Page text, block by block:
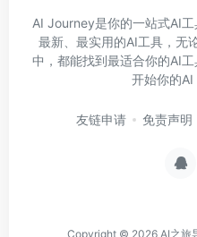
AI Journey是你的一站式AI
最新、最实用的AI工具，无
中，都能找到最适合你的AI
开始你的AI
友链申请 免责声明
Copyright © 2026 AI之旅